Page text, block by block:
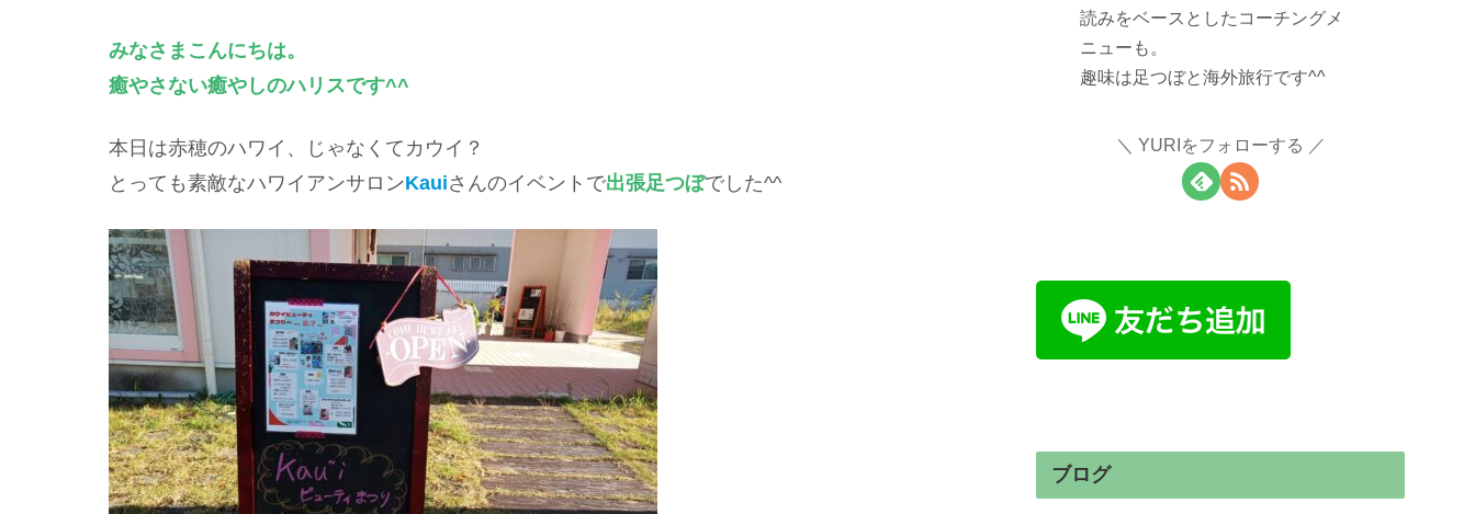
みなさまこんにちは。
癒やさない癒やしのハリスです^^
本日は赤穂のハワイ、じゃなくてカウイ？
とっても素敵なハワイアンサロンKauiさんのイベントで出張足つぼでした^^
読みをベースとしたコーチングメ
ニューも。
趣味は足つぼと海外旅行です^^
YURIをフォローする
ブログ